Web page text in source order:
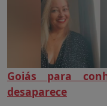
Goiás para
desaparece